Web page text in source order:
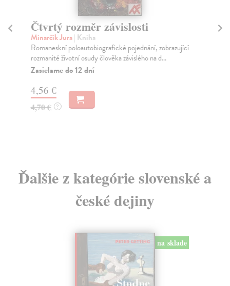
Čtvrtý rozměr závislosti
Minarčík Jura| Kniha
Romaneskní poloautobiografické pojednání, zobrazující
rozmanité životní osudy člověka závislého na d...
Zasielame do 12 dní
4,56 €
4,70 € ?
Ďalšie z kategórie slovenské a
české dejiny
na sklade